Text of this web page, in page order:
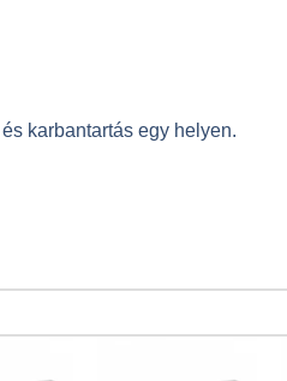
karbantartás egy helyen.